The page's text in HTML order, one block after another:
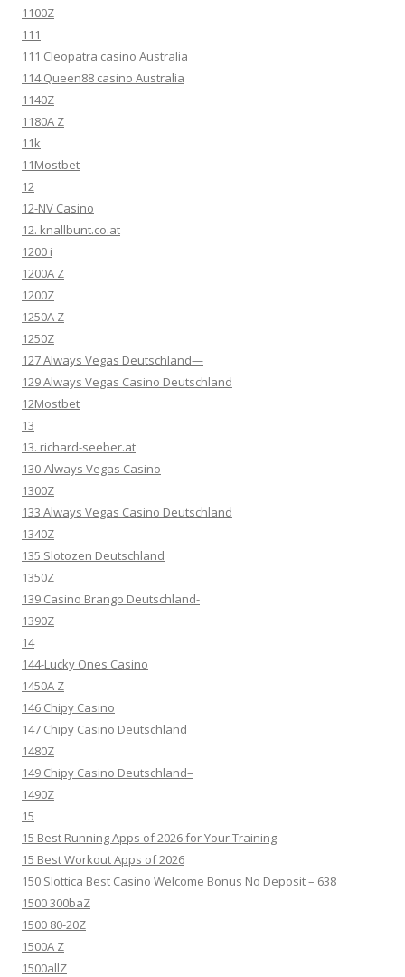
1100Z
111
111 Cleopatra casino Australia
114 Queen88 casino Australia
1140Z
1180A Z
11k
11Mostbet
12
12-NV Casino
12. knallbunt.co.at
1200 i
1200A Z
1200Z
1250A Z
1250Z
127 Always Vegas Deutschland—
129 Always Vegas Casino Deutschland
12Mostbet
13
13. richard-seeber.at
130-Always Vegas Casino
1300Z
133 Always Vegas Casino Deutschland
1340Z
135 Slotozen Deutschland
1350Z
139 Casino Brango Deutschland-
1390Z
14
144-Lucky Ones Casino
1450A Z
146 Chipy Casino
147 Chipy Casino Deutschland
1480Z
149 Chipy Casino Deutschland–
1490Z
15
15 Best Running Apps of 2026 for Your Training
15 Best Workout Apps of 2026
150 Slottica Best Casino Welcome Bonus No Deposit – 638
1500 300baZ
1500 80-20Z
1500A Z
1500allZ